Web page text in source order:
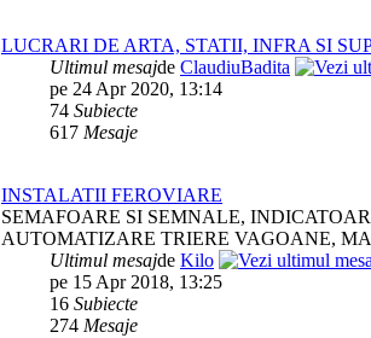
LUCRARI DE ARTA, STATII, INFRA SI
Ultimul mesajde ClaudiuBadita
pe 24 Apr 2020, 13:14
74 Subiecte
617 Mesaje
INSTALATII FEROVIARE
SEMAFOARE SI SEMNALE,
AUTOMATIZARE TRIERE VAGOANE,
Ultimul mesajde Kilo
pe 15 Apr 2018, 13:25
16 Subiecte
274 Mesaje